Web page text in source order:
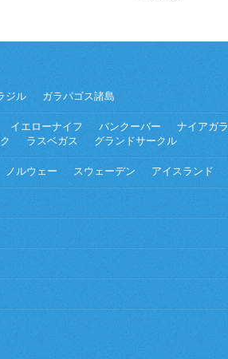
ジル ガラパゴス諸島
イエローナイフ バンクーバー ナイアガラ
ラスベガス グランドサークル
ノルウェー スウェーデン アイスランド